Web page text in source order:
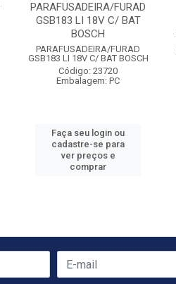
PARAFUSADEIRA/FURAD
GSB183 LI 18V C/ BAT
BOSCH
PARAFUSADEIRA/FURAD
GSB183 LI 18V C/ BAT BOSCH
Código: 23720
Embalagem: PC
Faça seu login ou
cadastre-se para
ver preços e
comprar